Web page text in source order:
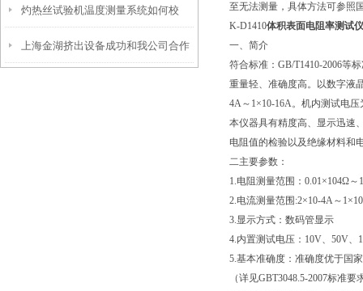
和耐高温性
灼热丝试验机温度测量系统如何校
准？
上海金湖挤出设备成功和我公司合作
至无法测量，具体方法可参照
K-D1410体积表面电阻率测试仪
一、简介
符合标准：GB/T1410-2006等
重量轻、准确度高。以数字液
4A～1×10-16A。机内测试电
本仪器具有精度高、显示迅速
电阻值的检验以及绝缘材料和
二主要参数：
1.电阻测量范围：0.01×104Ω～
2.电流测量范围:2×10-4A～
3.显示方式：数码管显示
4.内置测试电压：10V、50V、
5.基本准确度：准确度优于国
（详见GBT3048.5-2007标准要